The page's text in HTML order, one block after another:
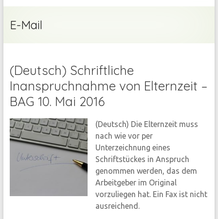
E-Mail
(Deutsch) Schriftliche
Inanspruchnahme von Elternzeit –
BAG 10. Mai 2016
(Deutsch) Die Elternzeit muss
nach wie vor per
Unterzeichnung eines
Schriftstückes in Anspruch
genommen werden, das dem
Arbeitgeber im Original
vorzuliegen hat. Ein Fax ist nicht
ausreichend.